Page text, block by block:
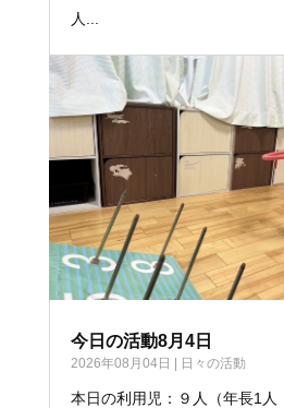
人...
今日の活動8月4日
2026年08月04日 | 日々の活動
本日の利用児：９人（年長1人